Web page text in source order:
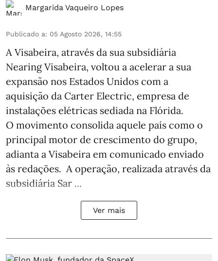
Margarida Vaqueiro Lopes
Publicado a: 05 Agosto 2026, 14:55
A Visabeira, através da sua subsidiária
Nearing Visabeira, voltou a acelerar a sua
expansão nos Estados Unidos com a
aquisição da Carter Electric, empresa de
instalações elétricas sediada na Flórida.
O movimento consolida aquele país como o
principal motor de crescimento do grupo,
adianta a Visabeira em comunicado enviado
às redações. A operação, realizada através da
subsidiária Sar ...
Ver mais